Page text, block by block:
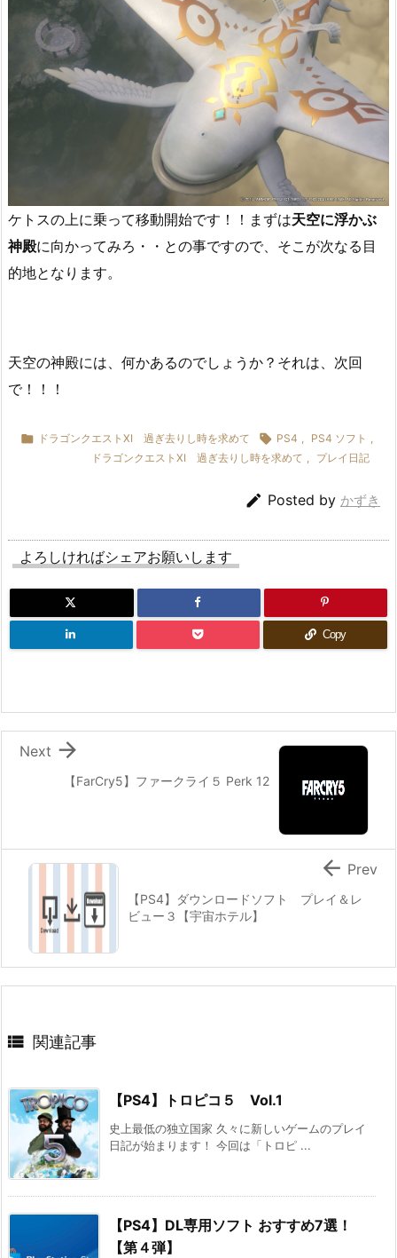
ケトスの上に乗って移動開始です！！まずは天空に浮かぶ
神殿に向かってみろ・・との事ですので、そこが次なる目
的地となります。
天空の神殿には、何かあるのでしょうか？それは、次回
で！！！
 ドラゴンクエストXI 過ぎ去りし時を求めて  PS4 , PS4 ソフト ,
ドラゴンクエストXI 過ぎ去りし時を求めて , プレイ日記
 Posted by かずき
よろしければシェアお願いします
Copy
【FarCry5】ファークライ５ Perk 12

Next
【PS4】ダウンロードソフト プレイ＆レ
ビュー３【宇宙ホテル】
 Prev
 関連記事
【PS4】トロピコ５ Vol.1
史上最低の独立国家 久々に新しいゲームのプレイ
日記が始まります！ 今回は「トロピ ...
【PS4】DL専用ソフト おすすめ7選！
【第４弾】